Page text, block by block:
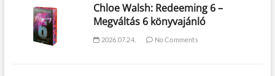
Chloe Walsh: Redeeming 6 –
Megváltás 6 könyvajánló
2026.07.24. No Comments